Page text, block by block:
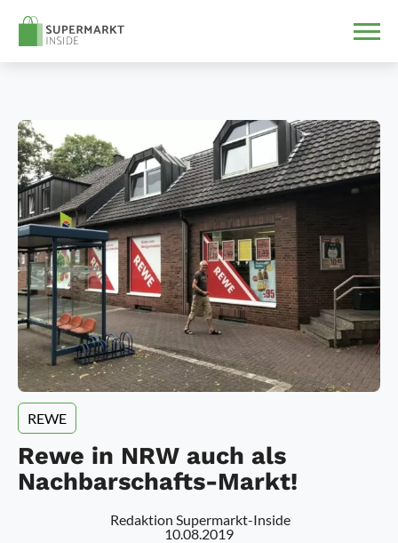
REWE
Rewe in NRW auch als
Nachbarschafts-Markt!
Redaktion Supermarkt-Inside
10.08.2019